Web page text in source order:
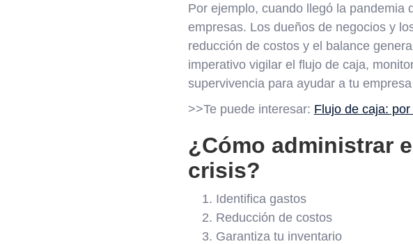
Por ejemplo, cuando llegó la pandemia
empresas. Los dueños de negocios y
reducción de costos y el balance
imperativo vigilar el flujo de caja,
supervivencia para ayudar a tu
>>Te puede interesar: Flujo de caja:
¿Cómo administrar
crisis?
Identifica gastos
Reducción de costos
Garantiza tu inventario